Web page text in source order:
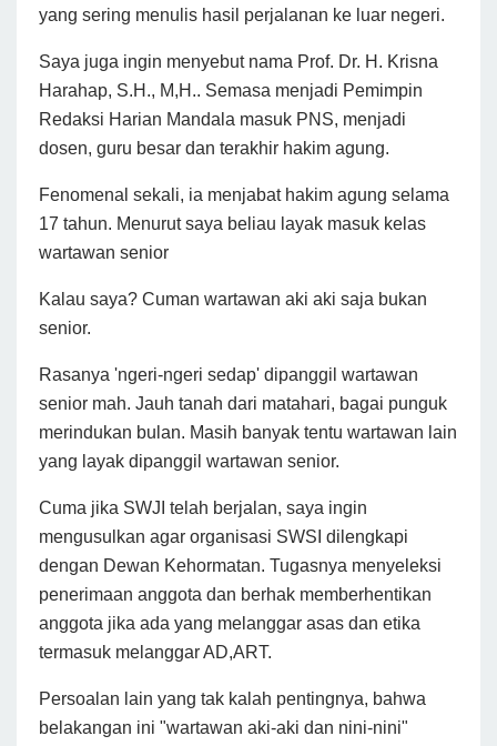
yang sering menulis hasil perjalanan ke luar negeri.
Saya juga ingin menyebut nama Prof. Dr. H. Krisna
Harahap, S.H., M,H.. Semasa menjadi Pemimpin
Redaksi Harian Mandala masuk PNS, menjadi
dosen, guru besar dan terakhir hakim agung.
Fenomenal sekali, ia menjabat hakim agung selama
17 tahun. Menurut saya beliau layak masuk kelas
wartawan senior
Kalau saya? Cuman wartawan aki aki saja bukan
senior.
Rasanya 'ngeri-ngeri sedap' dipanggil wartawan
senior mah. Jauh tanah dari matahari, bagai punguk
merindukan bulan. Masih banyak tentu wartawan lain
yang layak dipanggil wartawan senior.
Cuma jika SWJI telah berjalan, saya ingin
mengusulkan agar organisasi SWSI dilengkapi
dengan Dewan Kehormatan. Tugasnya menyeleksi
penerimaan anggota dan berhak memberhentikan
anggota jika ada yang melanggar asas dan etika
termasuk melanggar AD,ART.
Persoalan lain yang tak kalah pentingnya, bahwa
belakangan ini "wartawan aki-aki dan nini-nini"